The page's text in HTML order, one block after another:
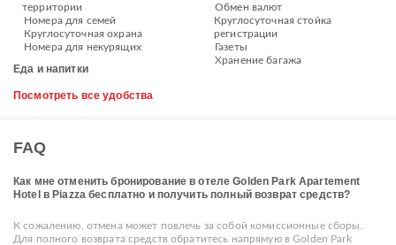
территории
Номера для семей
Круглосуточная охрана
Номера для некурящих
Еда и напитки
Обмен валют
Круглосуточная стойка
регистрации
Газеты
Хранение багажа
Посмотреть все удобства
FAQ
Как мне отменить бронирование в отеле Golden Park Apartement
Hotel в Piazza бесплатно и получить полный возврат средств?
К сожалению, отмена может повлечь за собой комиссионные сборы.
Для полного возврата средств обратитесь напрямую в Golden Park